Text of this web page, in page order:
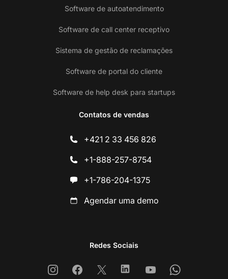
Software de autoatendimento
Software de call center receptivo
Sistema de gestão de reclamações
Software de portal do cliente
Software de help desk para startups
Contatos de vendas
+421 2 33 456 826
+1-888-257-8754
+1-786-204-1375
Agendar uma demo
Redes Sociais
InstagramFacebook
X LinkedinYoutubeWhatsapp